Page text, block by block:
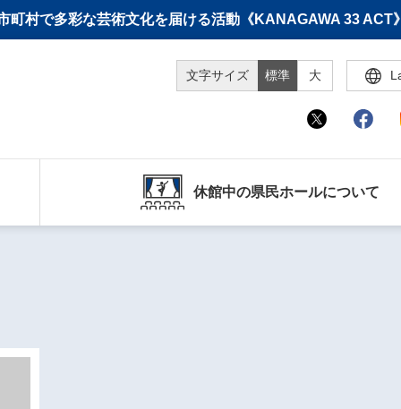
村で多彩な芸術文化を届ける活動《KANAGAWA 33 ACT
文字サイズ 標準 大
休館中の県民ホールについて